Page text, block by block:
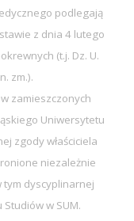
podlegają
z dnia 4 lutego
(t.j. Dz. U.
zm.).
zamieszczonych
Uniwersytetu
zgody właściciela
niezależnie
tym dyscyplinarnej
w SUM.